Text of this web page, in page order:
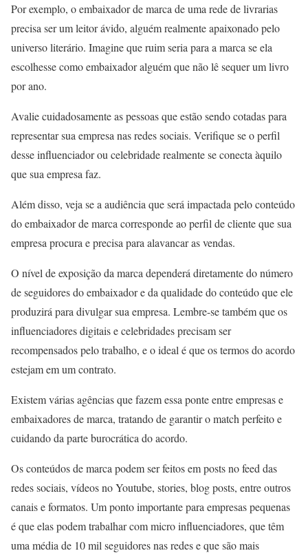
Por exemplo, o embaixador de marca de uma rede de livrarias
precisa ser um leitor ávido, alguém realmente apaixonado pelo
universo literário. Imagine que ruim seria para a marca se ela
escolhesse como embaixador alguém que não lê sequer um livro
por ano.
Avalie cuidadosamente as pessoas que estão sendo cotadas para
representar sua empresa nas redes sociais. Verifique se o perfil
desse influenciador ou celebridade realmente se conecta àquilo
que sua empresa faz.
Além disso, veja se a audiência que será impactada pelo conteúdo
do embaixador de marca corresponde ao perfil de cliente que sua
empresa procura e precisa para alavancar as vendas.
O nível de exposição da marca dependerá diretamente do número
de seguidores do embaixador e da qualidade do conteúdo que ele
produzirá para divulgar sua empresa. Lembre-se também que os
influenciadores digitais e celebridades precisam ser
recompensados pelo trabalho, e o ideal é que os termos do acordo
estejam em um contrato.
Existem várias agências que fazem essa ponte entre empresas e
embaixadores de marca, tratando de garantir o match perfeito e
cuidando da parte burocrática do acordo.
Os conteúdos de marca podem ser feitos em posts no feed das
redes sociais, vídeos no Youtube, stories, blog posts, entre outros
canais e formatos. Um ponto importante para empresas pequenas
é que elas podem trabalhar com micro influenciadores, que têm
uma média de 10 mil seguidores nas redes e que são mais